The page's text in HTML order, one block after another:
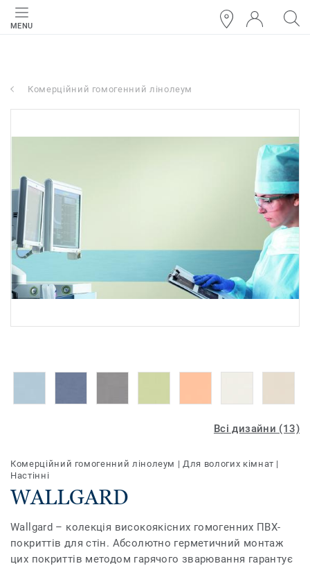
MENU
Комерційний гомогенний лінолеум
Всі дизайни (13)
Комерційний гомогенний лінолеум |Для вологих кімнат |
Настінні
WALLGARD
Wallgard – колекція високоякісних гомогенних ПВХ-
покриттів для стін. Абсолютно герметичний монтаж
цих покриттів методом гарячого зварювання гарантує